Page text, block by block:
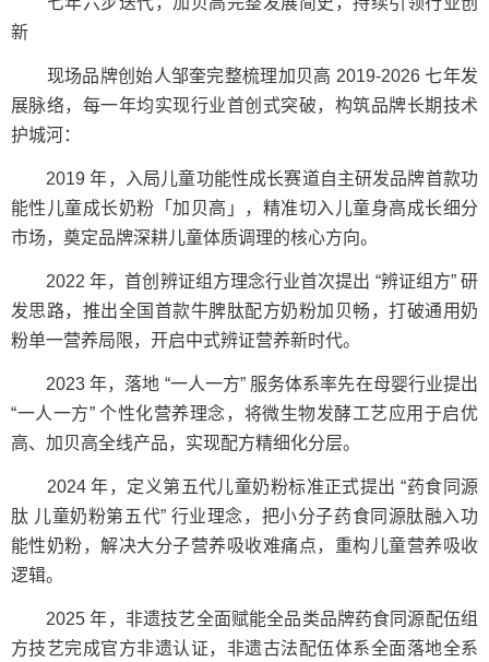
新
现场品牌创始人邹奎完整梳理加贝高 2019-2026 七年发
展脉络，每一年均实现行业首创式突破，构筑品牌长期技术
护城河：
2019 年，入局儿童功能性成长赛道自主研发品牌首款功
能性儿童成长奶粉「加贝高」，精准切入儿童身高成长细分
市场，奠定品牌深耕儿童体质调理的核心方向。
2022 年，首创辨证组方理念行业首次提出 “辨证组方” 研
发思路，推出全国首款牛脾肽配方奶粉加贝畅，打破通用奶
粉单一营养局限，开启中式辨证营养新时代。
2023 年，落地 “一人一方” 服务体系率先在母婴行业提出
“一人一方” 个性化营养理念，将微生物发酵工艺应用于启优
高、加贝高全线产品，实现配方精细化分层。
2024 年，定义第五代儿童奶粉标准正式提出 “药食同源
肽 儿童奶粉第五代” 行业理念，把小分子药食同源肽融入功
能性奶粉，解决大分子营养吸收难痛点，重构儿童营养吸收
逻辑。
2025 年，非遗技艺全面赋能全品类品牌药食同源配伍组
方技艺完成官方非遗认证，非遗古法配伍体系全面落地全系